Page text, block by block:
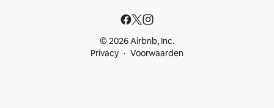
© 2026 Airbnb, Inc.
Privacy
Voorwaarden